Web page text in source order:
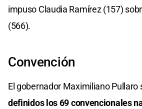
impuso Claudia Ramírez (157)
(566).
Convención
El gobernador Maximiliano Pullaro
definidos los 69 convencionales